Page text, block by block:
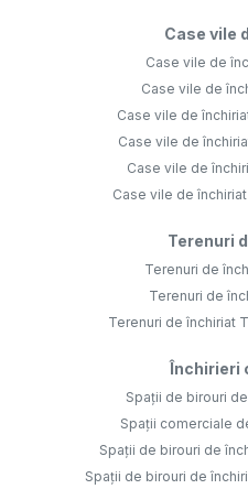
Case vile
Case vile de
Case vile de
Case vile de
Case vile de
Case vile de
Case vile de
Terenuri
Terenuri de
Terenuri de
Terenuri de închiriat
Închirieri
Spații de birouri
Spații comerciale
Spații de birouri de
Spații de birouri de